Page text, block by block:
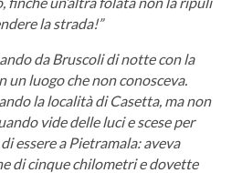
la strada!”
da Bruscoli di notte con la
luogo che non conosceva.
la località di Casetta, ma non
vide delle luci e scese per
essere a Pietramala: aveva
di cinque chilometri e dovette